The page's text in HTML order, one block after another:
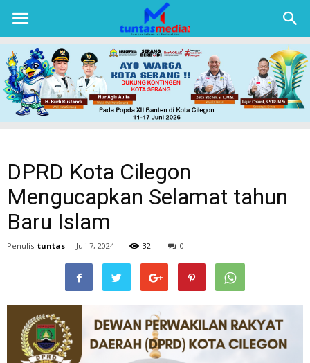
TUNTAS
MEDIA
DPRD Kota Cilegon
Mengucapkan Selamat tahun
Baru Islam
Penulis tuntas - Juli 7, 2024 32 0